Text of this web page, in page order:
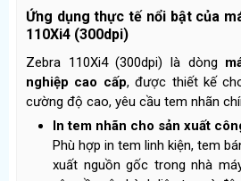
Ứng dụng thực tế nổi bật của
110Xi4 (300dpi)
Zebra 110Xi4 (300dpi) là dòng
nghiệp cao cấp, được thiết kế
cường độ cao, yêu cầu tem nhãn
In tem nhãn cho sản xuất
Phù hợp in tem linh kiện, tem
xuất nguồn gốc trong nhà